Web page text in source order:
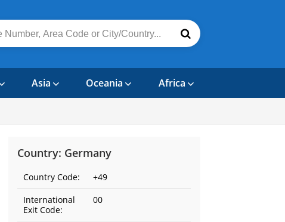
Asia Oceania Africa
Country: Germany
Country Code:
+49
International
Exit Code:
00